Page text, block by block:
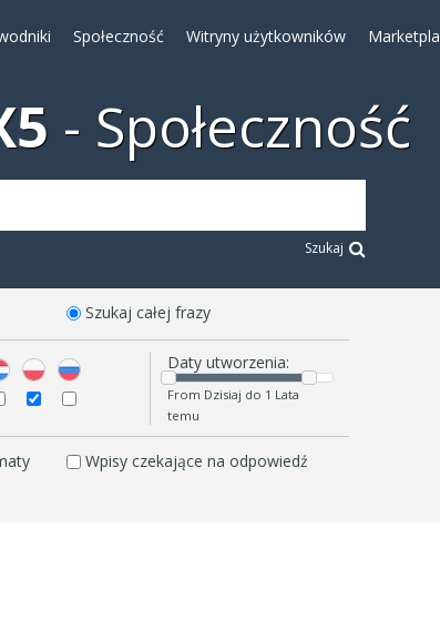
Społeczność Witryny użytkowników
Społeczność
Szukaj
Szukaj całej frazy
Daty utworzenia:
From Dzisiaj do 1 Lata
temu
Wpisy czekające na odpowiedź